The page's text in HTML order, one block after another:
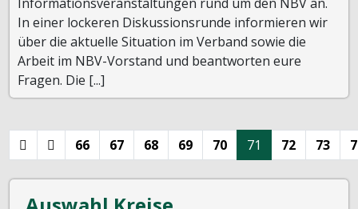
In einer lockeren Diskussionsrunde informieren wir
über die aktuelle Situation im Verband sowie die
Arbeit im NBV-Vorstand und beantworten eure
Fragen. Die [...]
66 67 68 69 70 71 72 73